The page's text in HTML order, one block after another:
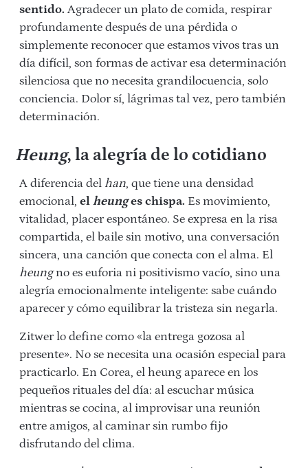
sentido. Agradecer un plato de comida, respirar
profundamente después de una pérdida o
simplemente reconocer que estamos vivos tras un
día difícil, son formas de activar esa determinación
silenciosa que no necesita grandilocuencia, solo
conciencia. Dolor sí, lágrimas tal vez, pero también
determinación.
Heung, la alegría de lo cotidiano
A diferencia del han, que tiene una densidad
emocional, el heunges chispa. Es movimiento,
vitalidad, placer espontáneo. Se expresa en la risa
compartida, el baile sin motivo, una conversación
sincera, una canción que conecta con el alma. El
heungno es euforia ni positivismo vacío, sino una
alegría emocionalmente inteligente: sabe cuándo
aparecer y cómo equilibrar la tristeza sin negarla.
Zitwer lo define como «la entrega gozosa al
presente». No se necesita una ocasión especial para
practicarlo. En Corea, el heung aparece en los
pequeños rituales del día: al escuchar música
mientras se cocina, al improvisar una reunión
entre amigos, al caminar sin rumbo fijo
disfrutando del clima.